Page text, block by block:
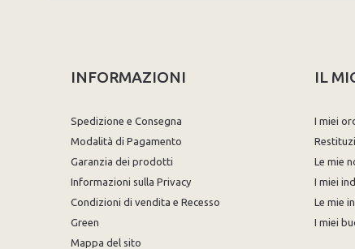
INFORMAZIONI
Spedizione e Consegna
Modalità di Pagamento
Garanzia dei prodotti
Informazioni sulla Privacy
Condizioni di vendita e Recesso
Green
Mappa del sito
IL
I miei
Le mie
I miei
Le mie
I miei